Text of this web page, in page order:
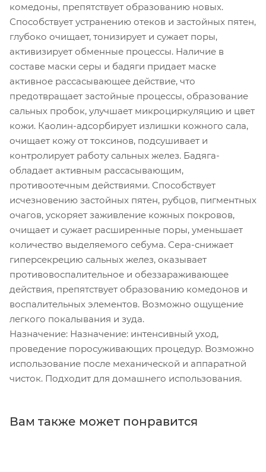
комедоны, препятствует образованию новых.
Способствует устранению отеков и застойных пятен,
глубоко очищает, тонизирует и сужает поры,
активизирует обменные процессы. Наличие в
составе маски серы и бадяги придает маске
активное рассасывающее действие, что
предотвращает застойные процессы, образование
сальных пробок, улучшает микроциркуляцию и цвет
кожи. Каолин-адсорбирует излишки кожного сала,
очищает кожу от токсинов, подсушивает и
контролирует работу сальных желез. Бадяга-
обладает активным рассасывающим,
противоотечным действиями. Способствует
исчезновению застойных пятен, рубцов, пигментных
очагов, ускоряет заживление кожных покровов,
очищает и сужает расширенные поры, уменьшает
количество выделяемого себума. Сера-снижает
гиперсекрецию сальных желез, оказывает
противовоспалительное и обеззараживающее
действия, препятствует образованию комедонов и
воспалительных элементов. Возможно ощущение
легкого покалывания и зуда.
Назначение: Назначение: интенсивный уход,
проведение поросуживающих процедур. Возможно
использование после механической и аппаратной
чисток. Подходит для домашнего использования.
Вам также может понравится